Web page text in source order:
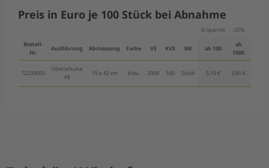
Preis in Euro je 100 Stück bei Abnahme
Ersparnis -25%
Bestell-
Nr.
Ausführung Abmessung Farbe VE KVE ME ab 100
ab
1000
72230005
Überschuhe
PE
15 x 42 cm blau 2000 100 Stück 5,15 € 3,85 €